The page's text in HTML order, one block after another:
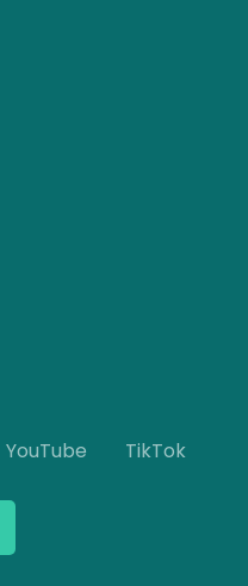
YouTube TikTok